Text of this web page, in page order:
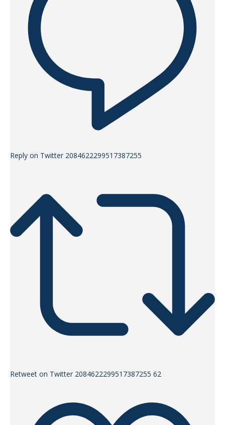
Reply on Twitter 2084622299517387255
Retweet on Twitter 2084622299517387255 62